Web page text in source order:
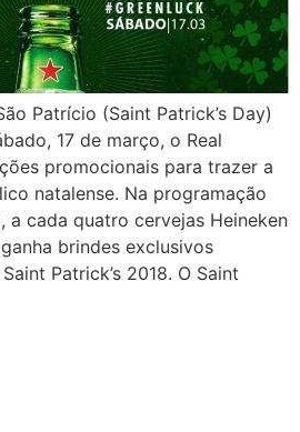
Patrício (Saint Patrick’s Day)
17 de março, o Real
promocionais para trazer a
natalense. Na programação
a cada quatro cervejas Heineken
brindes exclusivos
Patrick’s 2018. O Saint